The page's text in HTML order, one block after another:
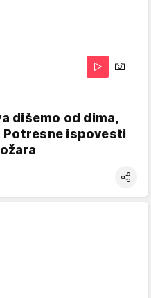
dišemo od dima,
Potresne ispovesti